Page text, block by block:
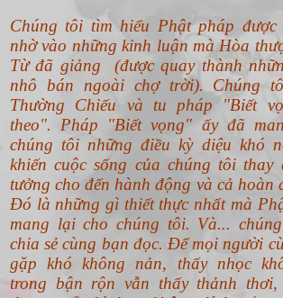
Chúng tôi tìm hiểu Phật pháp
nhờ vào những kinh luận mà Hòa
Từ đã giảng (được quay thành
nhô bán ngoài chợ trời). Chúng
Thường Chiếu và tu pháp "Biết
theo". Pháp "Biết vọng" ấy đã
chúng tôi những điều kỳ diệu khó
khiến cuộc sống của chúng tôi
tưởng cho đến hành động và cả hoàn
Đó là những gì thiết thực nhất mà
mang lại cho chúng tôi. Và...
chia sẻ cùng bạn đọc. Để mọi người
gặp khó không nản, thấy nhọc
trong bận rộn vẫn thấy thảnh thơi,